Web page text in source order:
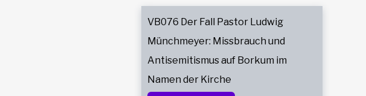
VB076 Der Fall Pastor Ludwig
Münchmeyer: Missbrauch und
Antisemitismus auf Borkum im
Namen der Kirche